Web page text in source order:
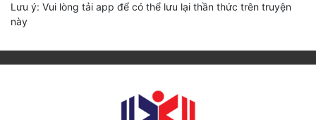
Lưu ý: Vui lòng tải app để có thể lưu lại thần thức trên truyện
này